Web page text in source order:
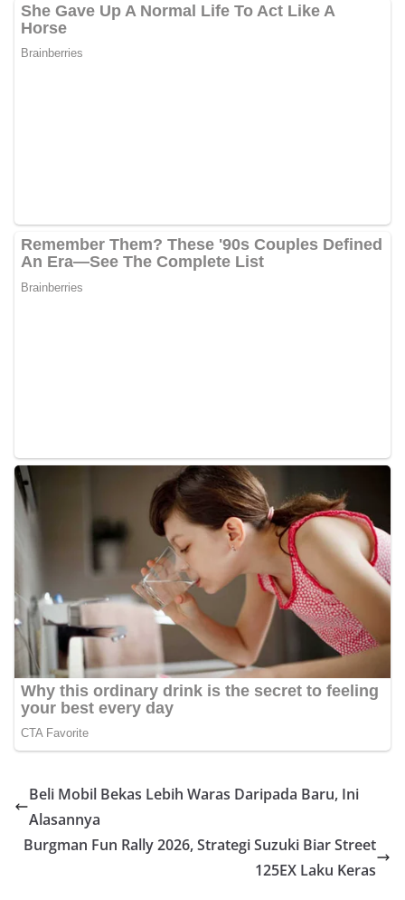
Beli Mobil Bekas Lebih Waras Daripada Baru, Ini
Alasannya
Burgman Fun Rally 2026, Strategi Suzuki Biar Street
125EX Laku Keras